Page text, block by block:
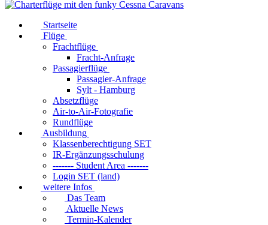
Startseite
Flüge
Frachtflüge
Fracht-Anfrage
Passagierflüge
Passagier-Anfrage
Sylt - Hamburg
Absetzflüge
Air-to-Air-Fotografie
Rundflüge
Ausbildung
Klassenberechtigung SET
IR-Ergänzungsschulung
------- Student Area -------
Login SET (land)
weitere Infos
Das Team
Aktuelle News
Termin-Kalender